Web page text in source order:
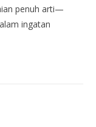
penuh arti—
ingatan